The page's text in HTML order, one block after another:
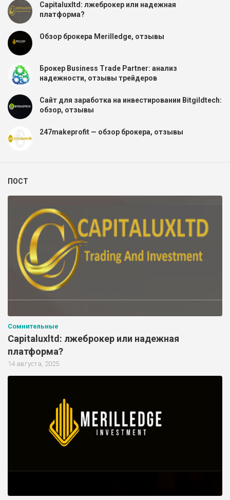
Capitaluxltd: лжеброкер или надежная
платформа?
Обзор брокера Merilledge, отзывы
Брокер Business Trade Partner: анализ
надежности, отзывы трейдеров
Сайт для заработка на инвестировании Bitgildtech:
обзор, отзывы
247makeprofit — обзор брокера, отзывы
ПОСТ
Сомнительные
Capitaluxltd: лжеброкер или надежная
платформа?
14 августа, 2025